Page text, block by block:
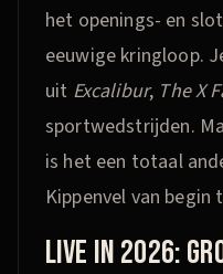
het openings- en
eeuwige kringloop.
uit Excalibur, The X
sportwedstrijden.
is het een totaal
Kippenvel van begin
LIVE IN 2026: